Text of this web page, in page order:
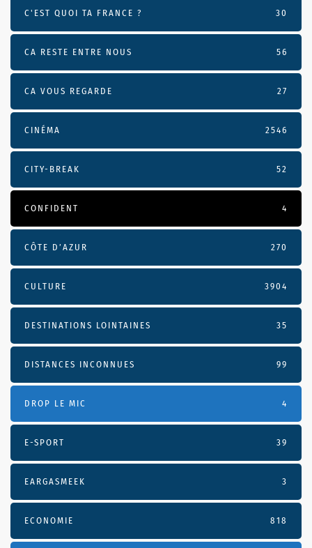
C'EST QUOI TA FRANCE ? 30
CA RESTE ENTRE NOUS 56
CA VOUS REGARDE 27
CINÉMA 2546
CITY-BREAK 52
CONFIDENT 4
CÔTE D’AZUR 270
CULTURE 3904
DESTINATIONS LOINTAINES 35
DISTANCES INCONNUES 99
DROP LE MIC 4
E-SPORT 39
EARGASMEEK 3
ECONOMIE 818